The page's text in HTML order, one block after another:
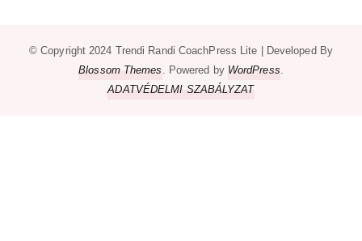
© Copyright 2024 Trendi Randi CoachPress Lite | Developed By
Blossom Themes . Powered by WordPress.
ADATVÉDELMI SZABÁLYZAT